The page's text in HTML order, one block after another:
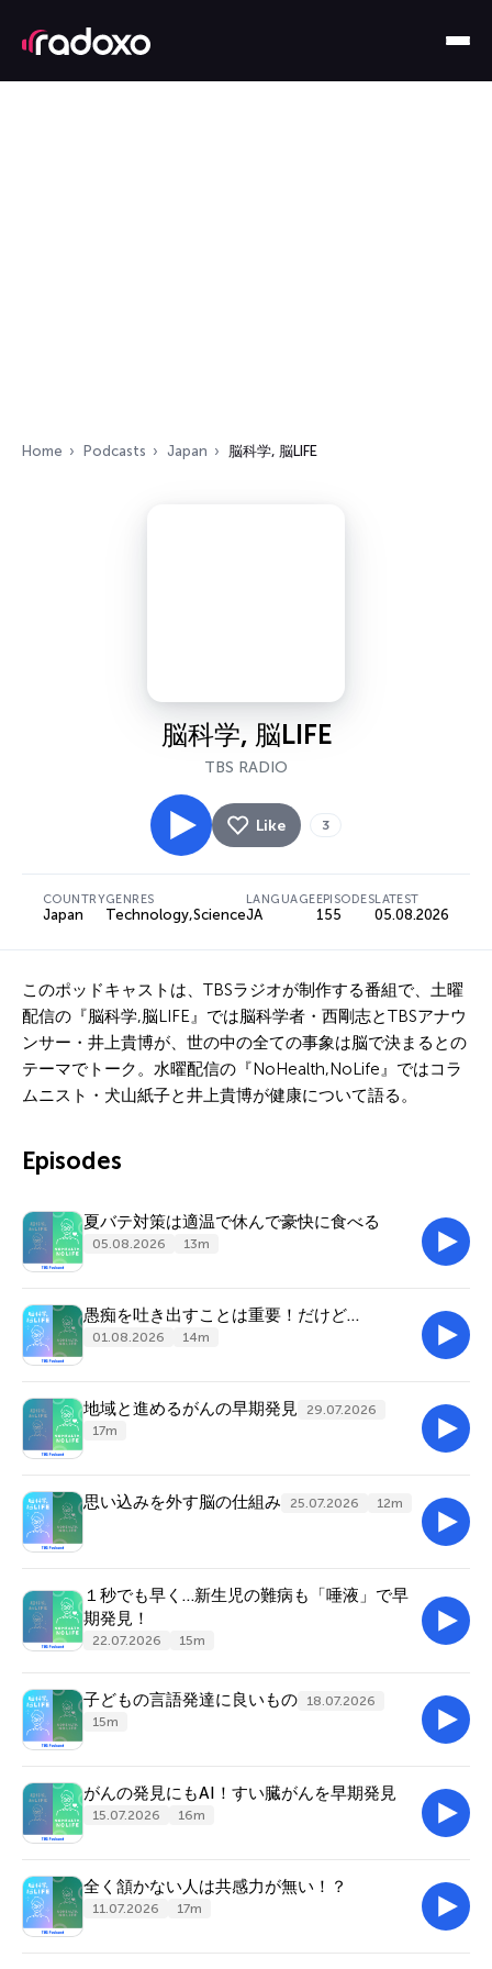
Home Podcasts Japan 脳科学, 脳LIFE
脳科学, 脳LIFE
TBS RADIO
Like 3
COUNTRY
Japan
GENRES
Technology,Science
LANGUAGE
JA
EPISODES
155
LATEST
05.08.2026
このポッドキャストは、TBSラジオが制作する番組で、土曜
配信の『脳科学,脳LIFE』では脳科学者・西剛志とTBSアナウ
ンサー・井上貴博が、世の中の全ての事象は脳で決まるとの
テーマでトーク。水曜配信の『NoHealth,NoLife』ではコラ
ムニスト・犬山紙子と井上貴博が健康について語る。
Episodes
夏バテ対策は適温で休んで豪快に食べる
05.08.2026 13m
愚痴を吐き出すことは重要！だけど…
01.08.2026 14m
地域と進めるがんの早期発見
29.07.2026
17m
思い込みを外す脳の仕組み 25.07.2026 12m
１秒でも早く…新生児の難病も「唾液」で早
期発見！
22.07.2026 15m
子どもの言語発達に良いもの
18.07.2026
15m
がんの発見にもAI！すい臓がんを早期発見
15.07.2026 16m
全く頷かない人は共感力が無い！？
11.07.2026 17m